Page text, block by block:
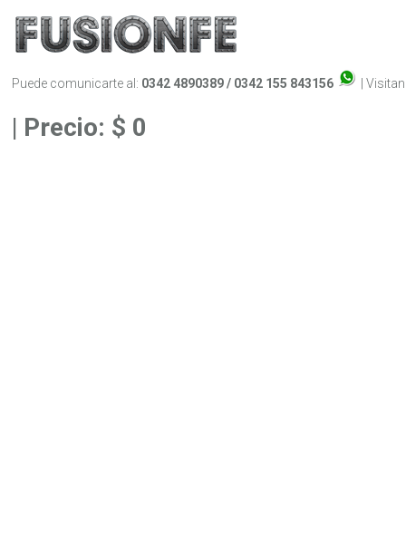
Puede comunicarte al: 0342 4890389 / 0342 155 843156 |
| Precio: $ 0